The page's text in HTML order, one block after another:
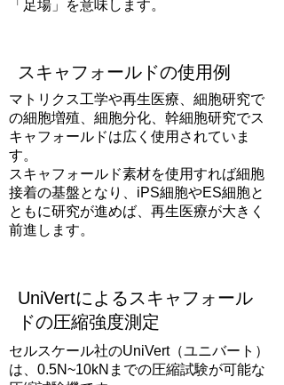
「足場」を意味します。
スキャフォールドの使用例
マトリクス工学や再生医療、細胞研究で
の細胞増殖、細胞分化、幹細胞研究でス
キャフォールドは広く使用されていま
す。
スキャフォールド素材を使用すれば細胞
接着の基盤となり、iPS細胞やES細胞と
ともに研究が進めば、再生医療が大きく
前進します。
UniVertによるスキャフォール
ドの圧縮強度測定
セルスケール社のUniVert（ユニバート）
は、0.5N~10kNまでの圧縮試験が可能な